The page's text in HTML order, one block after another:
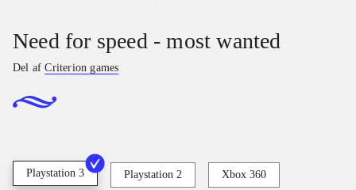
Need for speed - most wanted
Del afCriterion games
Playstation 3 Playstation 2 Xbox 360